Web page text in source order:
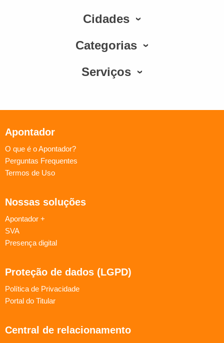
Cidades
Categorias
Serviços
Apontador
O que é o Apontador?
Perguntas Frequentes
Termos de Uso
Nossas soluções
Apontador +
SVA
Presença digital
Proteção de dados (LGPD)
Política de Privacidade
Portal do Titular
Central de relacionamento